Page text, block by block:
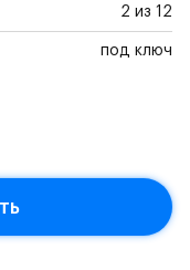
2 из 12
под ключ